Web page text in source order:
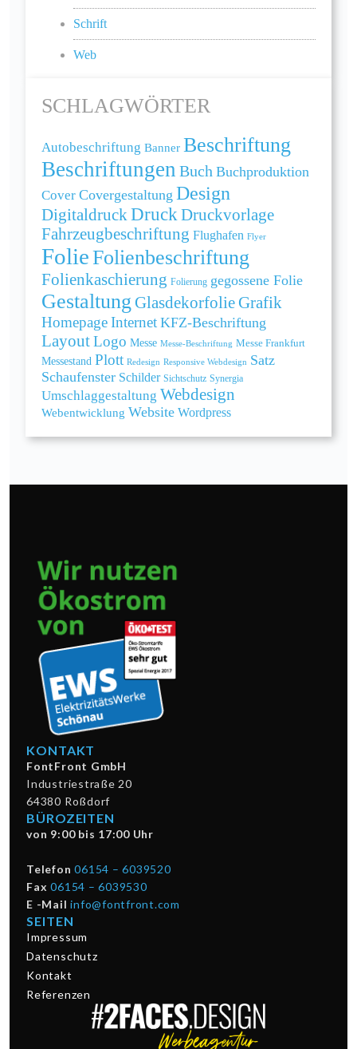
Schrift
Web
SCHLAGWÖRTER
Autobeschriftung Banner Beschriftung
Beschriftungen Buch Buchproduktion
Cover Covergestaltung Design
Digitaldruck Druck Druckvorlage
Fahrzeugbeschriftung Flughafen Flyer
FolieFolienbeschriftung
Folienkaschierung Folierung gegossene Folie
Gestaltung Glasdekorfolie Grafik
HomepageInternet KFZ-Beschriftung
LayoutLogo Messe Messe-Beschriftung Messe Frankfurt
Messestand Plott Redesign Responsive Webdesign Satz
Schaufenster Schilder Sichtschutz Synergia
Umschlaggestaltung Webdesign
Webentwicklung Website Wordpress
KONTAKT
FontFront GmbH
Industriestraße 20
64380 Roßdorf
BÜROZEITEN
von 9:00 bis 17:00 Uhr
Telefon 06154 – 6039520
Fax 06154 – 6039530
E -Mail info@fontfront.com
SEITEN
Impressum
Datenschutz
Kontakt
Referenzen